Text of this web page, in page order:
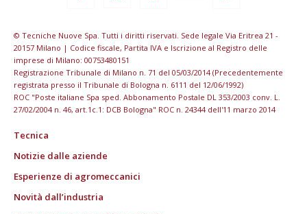
© Tecniche Nuove Spa. Tutti i diritti riservati. Sede legale Via Eritrea 21 -
20157 Milano | Codice fiscale, Partita IVA e Iscrizione al Registro delle
imprese di Milano: 00753480151
Registrazione Tribunale di Milano n. 71 del 05/03/2014 (Precedentemente
registrata presso il Tribunale di Bologna n. 6111 del 12/06/1992)
ROC "Poste italiane Spa sped. Abbonamento Postale DL 353/2003 conv. L.
27/02/2004 n. 46, art.1c.1: DCB Bologna" ROC n. 24344 dell'11 marzo 2014
Tecnica
Notizie dalle aziende
Esperienze di agromeccanici
Novità dall’industria